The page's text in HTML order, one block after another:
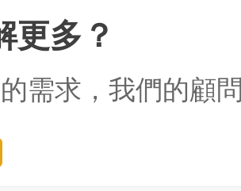
更多？
需求，我們的顧